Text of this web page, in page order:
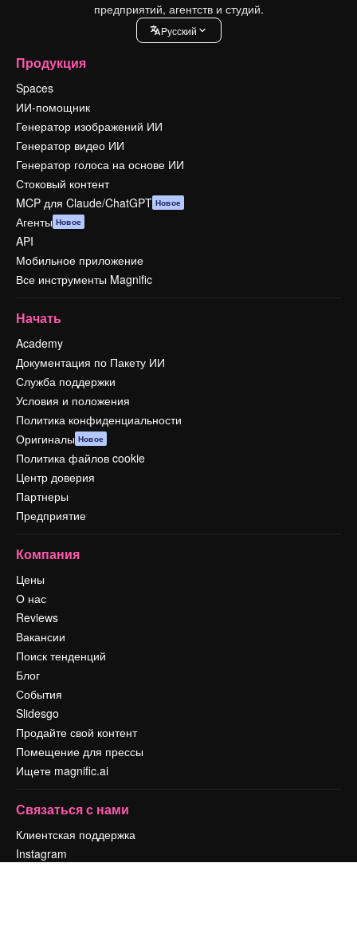
предприятий, агентств и студий.
Pусский
Продукция
Spaces
ИИ-помощник
Генератор изображений ИИ
Генератор видео ИИ
Генератор голоса на основе ИИ
Стоковый контент
MCP для Claude/ChatGPT Новое
Агенты Новое
API
Мобильное приложение
Все инструменты Magnific
Начать
Academy
Документация по Пакету ИИ
Служба поддержки
Условия и положения
Политика конфиденциальности
Оригиналы Новое
Политика файлов cookie
Центр доверия
Партнеры
Предприятие
Компания
Цены
О нас
Reviews
Вакансии
Поиск тенденций
Блог
События
Slidesgo
Продайте свой контент
Помещение для прессы
Ищете magnific.ai
Связаться с нами
Клиентская поддержка
Instagram